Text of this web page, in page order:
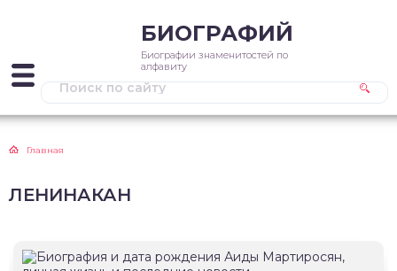
БИОГРАФИЙ
Биографии знаменитостей по
алфавиту
Главная
ЛЕНИНАКАН